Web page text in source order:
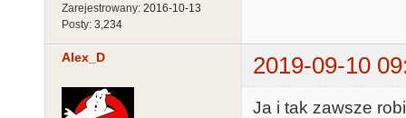
Zarejestrowany: 2016-10-13
Posty: 3,234
Alex_D 2019-09-10
Ja i tak zawsze